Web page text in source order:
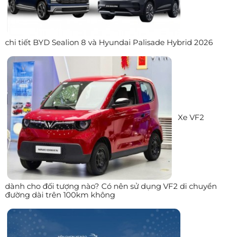
chi tiết BYD Sealion 8 và Hyundai Palisade Hybrid 2026
Xe VF2
dành cho đối tượng nào? Có nên sử dụng VF2 di chuyển
đường dài trên 100km không